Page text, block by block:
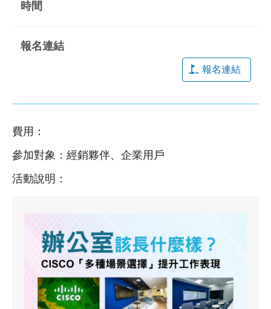
報名連結
費用：
參加對象：經銷夥伴、企業用戶
活動說明：